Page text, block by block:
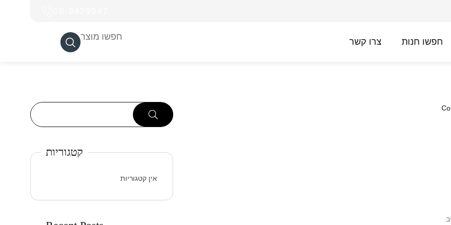
חפשו חנות צרו קשר
חפשו מוצר
קטגוריות
אין קטגוריות